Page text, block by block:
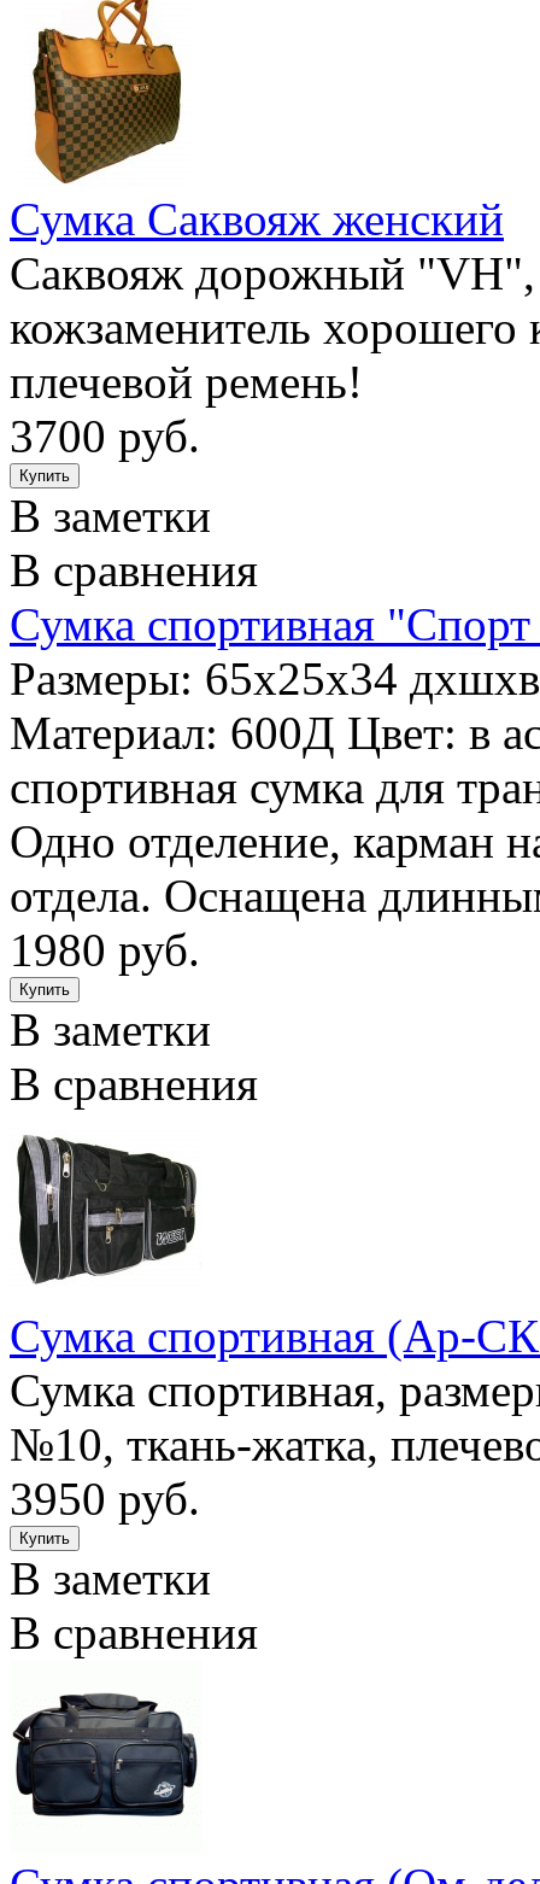
Сумка Саквояж женский
Саквояж дорожный
кожзаменитель хорошего
плечевой ремень!
3700 руб.
В заметки
В сравнения
Сумка спортивная
Размеры: 65х25х34
Материал: 600Д Цвет: в
спортивная сумка для
Одно отделение, карман
отдела. Оснащена
1980 руб.
В заметки
В сравнения
Сумка спортивная (Ар-
Сумка спортивная,
№10, ткань-жатка,
3950 руб.
В заметки
В сравнения